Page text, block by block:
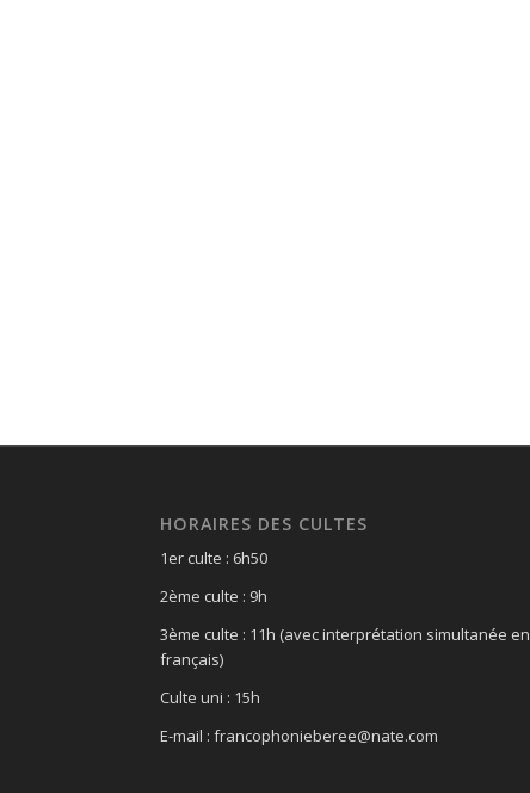
HORAIRES DES CULTES
1er culte : 6h50
2ème culte : 9h
3ème culte : 11h (avec interprétation simultanée en
français)
Culte uni : 15h
E-mail : francophonieberee@nate.com